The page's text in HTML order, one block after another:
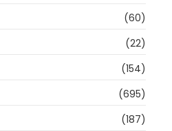
(60)
(22)
(154)
(695)
(187)